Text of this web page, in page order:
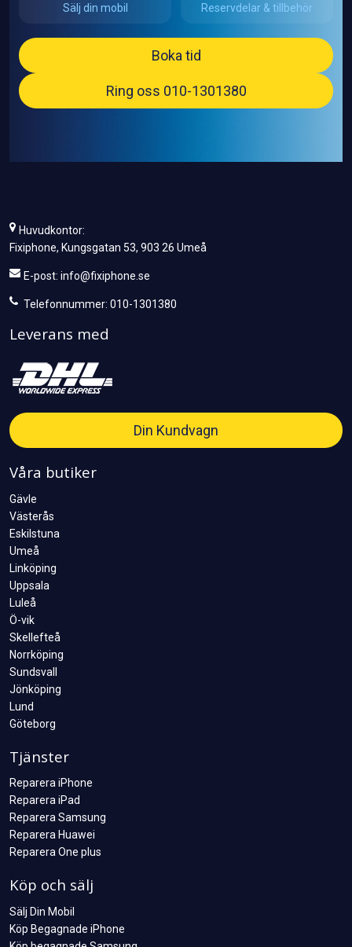
Sälj din mobil Reservdelar & tillbehör
Boka tid
Ring oss 010-1301380
Huvudkontor:
Fixiphone, Kungsgatan 53, 903 26 Umeå
E-post: info@fixiphone.se
Telefonnummer: 010-1301380
Leverans med
Din Kundvagn
Våra butiker
Gävle
Västerås
Eskilstuna
Umeå
Linköping
Uppsala
Luleå
Ö-vik
Skellefteå
Norrköping
Sundsvall
Jönköping
Lund
Göteborg
Tjänster
Reparera iPhone
Reparera iPad
Reparera Samsung
Reparera Huawei
Reparera One plus
Köp och sälj
Sälj Din Mobil
Köp Begagnade iPhone